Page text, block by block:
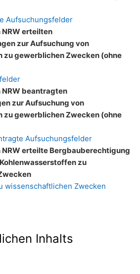
Aufsuchungsfelder
erteilten
zur Aufsuchung von
zu gewerblichen Zwecken (ohne
beantragten
zur Aufsuchung von
zu gewerblichen Zwecken (ohne
Aufsuchungsfelder
erteilte Bergbauberechtigung
zu
wissenschaftlichen Zwecken
Inhalts